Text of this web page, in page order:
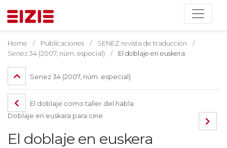
Home Publicaciones
SENEZ revista de traducción
Senez 34 (2007, núm. especial)
El doblaje en euskera
Senez 34 (2007, núm. especial)
El doblaje como taller del habla
Doblaje en euskara para cine
El doblaje en euskera